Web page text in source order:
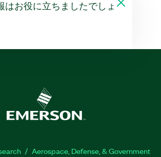
はお役に立ちましたでしょ
Aerospace, Defense, & Government